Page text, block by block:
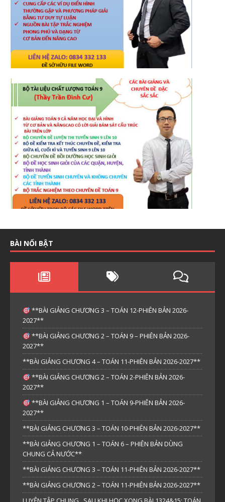
BÀI NỔI BẬT
**BÀI GIẢNG CHƯƠNG 3 – TOÁN 12-PHIÊN BẢN 2026-
2027**
**BÀI GIẢNG CHƯƠNG 2 – TOÁN 9 – PHIÊN BẢN 2026-
2027**
**BÀI GIẢNG CHƯƠNG 4 – TOÁN 11-PHIÊN BẢN 2026-2027**
**BÀI GIẢNG CHƯƠNG 2 – TOÁN 2-PHIÊN BẢN 2026-
2027**
**BÀI GIẢNG CHƯƠNG 1 – TOÁN 9-PHIÊN BẢN 2026-
2027**
**BÀI GIẢNG CHƯƠNG 3 – TOÁN 10-PHIÊN BẢN 2026-2027**
**BÀI GIẢNG CHƯƠNG 1 – TOÁN 6 – PHIÊN BẢN DÙNG
CHUNG CẢ NƯỚC**
**BÀI GIẢNG CHƯƠNG 3 – TOÁN 11-PHIÊN BẢN 2026-2027**
**BÀI GIẢNG CHƯƠNG 2 – TOÁN 11-PHIÊN BẢN 2026-2027**